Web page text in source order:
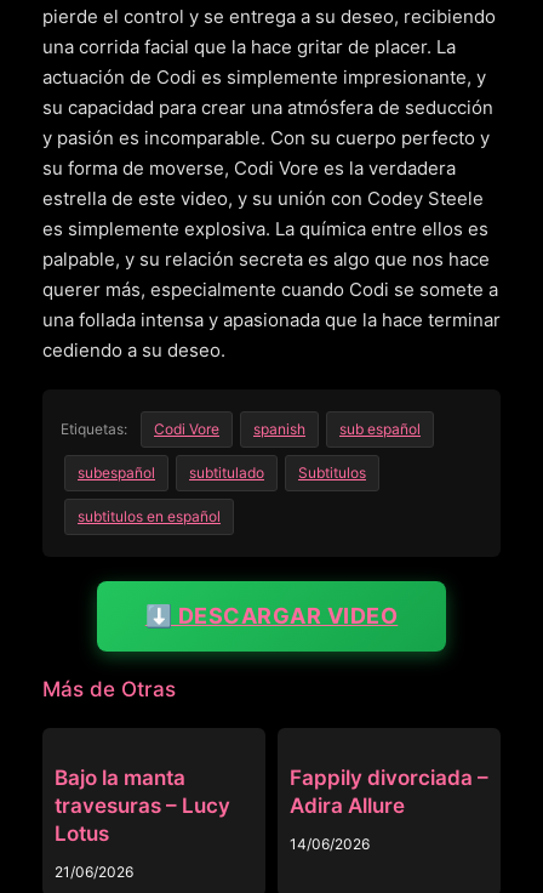
pierde el control y se entrega a su deseo, recibiendo
una corrida facial que la hace gritar de placer. La
actuación de Codi es simplemente impresionante, y
su capacidad para crear una atmósfera de seducción
y pasión es incomparable. Con su cuerpo perfecto y
su forma de moverse, Codi Vore es la verdadera
estrella de este video, y su unión con Codey Steele
es simplemente explosiva. La química entre ellos es
palpable, y su relación secreta es algo que nos hace
querer más, especialmente cuando Codi se somete a
una follada intensa y apasionada que la hace terminar
cediendo a su deseo.
Etiquetas: Codi Vore spanish sub español
subespañol subtitulado Subtitulos
subtitulos en español
⬇️ DESCARGAR VIDEO
Más de Otras
Bajo la manta
travesuras – Lucy
Lotus
21/06/2026
Fappily divorciada –
Adira Allure
14/06/2026